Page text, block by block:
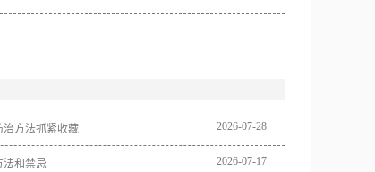
治方法抓紧收藏 2026-07-28
法和禁忌 2026-07-17